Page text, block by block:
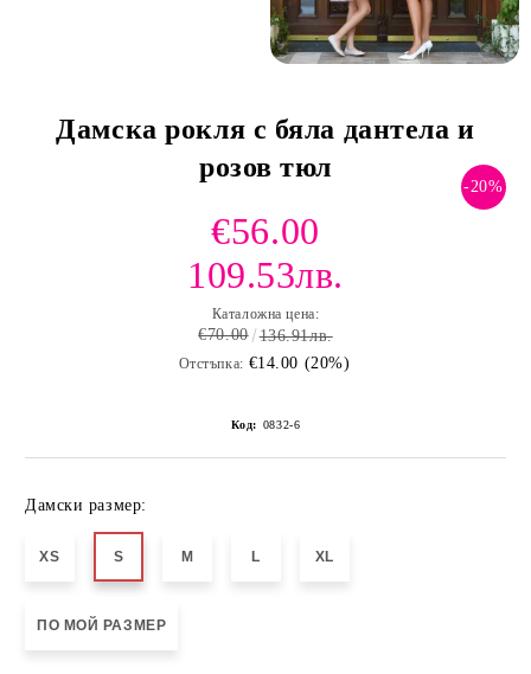
Дамска рокля с бяла дантела и
розов тюл
-20%
€56.00
109.53лв.
Каталожна цена:
€70.00 136.91лв.
Отстъпка: €14.00 (20%)
Код: 0832-6
Дамски размер:
XS S M L XL
ПО МОЙ РАЗМЕР